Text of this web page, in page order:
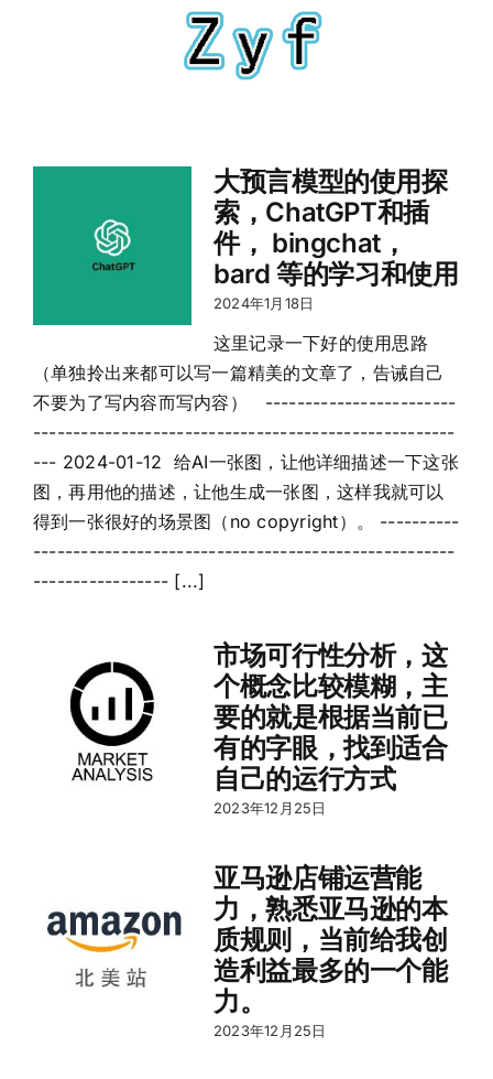
航
外贸
技能
未来
观点
大预言模型的使用探
索，ChatGPT和插
件， bingchat，
bard 等的学习和使用
2024年1月18日
这里记录一下好的使用思路
（单独拎出来都可以写一篇精美的文章了，告诫自己
不要为了写内容而写内容） ------------------------
-----------------------------------------------------
--- 2024-01-12 给AI一张图，让他详细描述一下这张
图，再用他的描述，让他生成一张图，这样我就可以
得到一张很好的场景图（no copyright）。 ----------
-----------------------------------------------------
----------------- [...]
市场可行性分析，这
个概念比较模糊，主
要的就是根据当前已
有的字眼，找到适合
自己的运行方式
2023年12月25日
亚马逊店铺运营能
力，熟悉亚马逊的本
质规则，当前给我创
造利益最多的一个能
力。
2023年12月25日